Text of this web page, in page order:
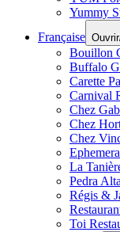
Yummy
Française
Bouillon
Buffalo
Carette
Carnival
Chez
Chez
Chez
La
Pedra
Régis &
Toi